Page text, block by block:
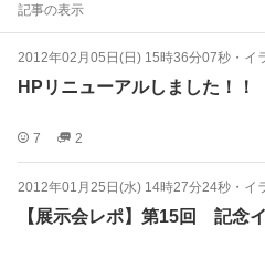
記事の表示
2012年02月05日(日) 15時36分07秒 ・ イ
HPリニューアルしました！！
7 2
2012年01月25日(水) 14時27分24秒 ・ イ
【展示会レポ】第15回 記念